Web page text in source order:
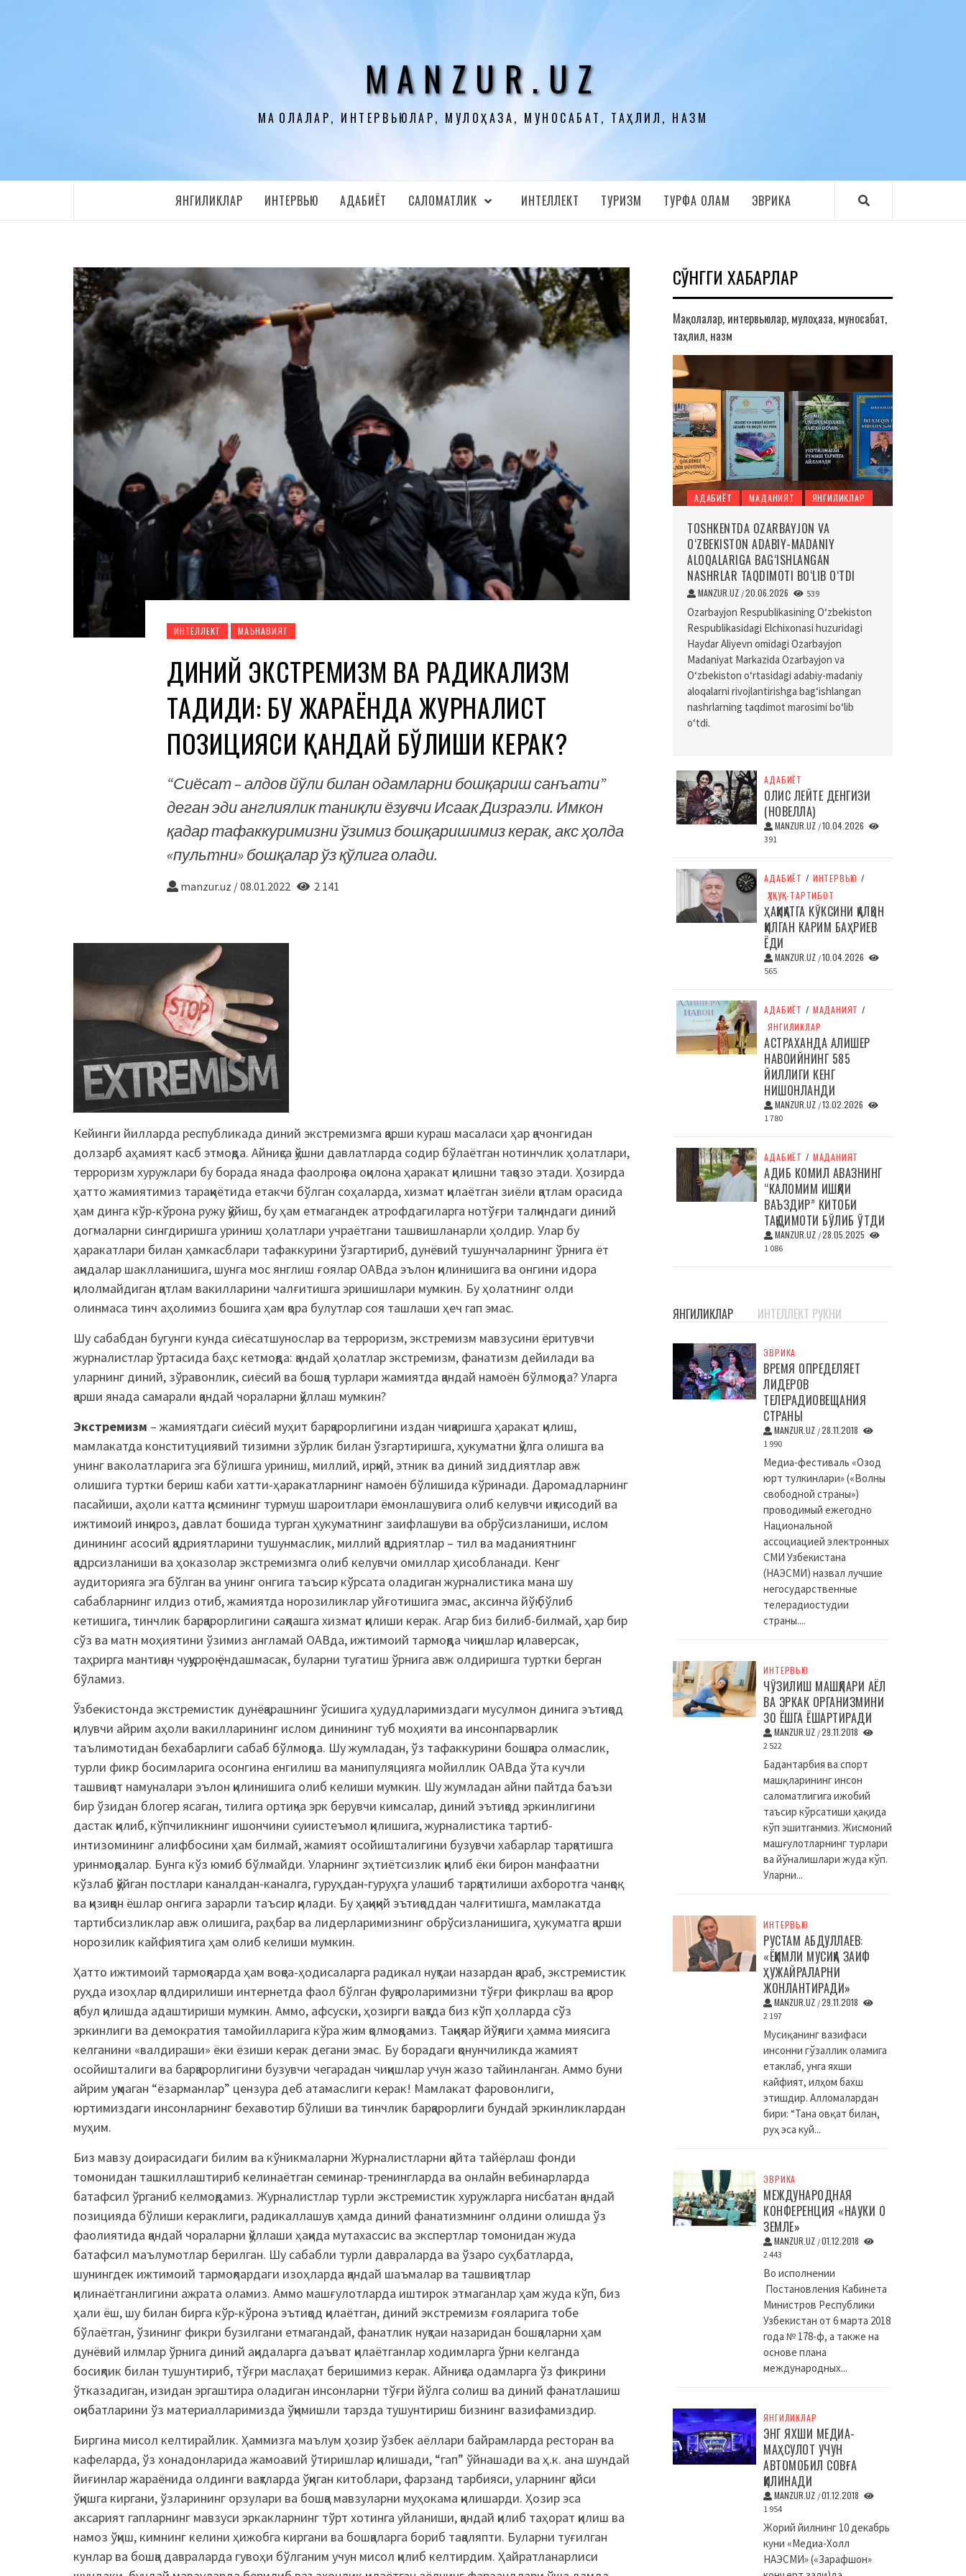
MANZUR.UZ
МАҚОЛАЛАР, ИНТЕРВЬЮЛАР, МУЛОҲАЗА, МУНОСАБАТ, ТАҲЛИЛ, НАЗМ
ЯНГИЛИКЛАР ИНТЕРВЬЮ АДАБИЁТ CАЛОМАТЛИК ИНТЕЛЛЕКТ ТУРИЗМ ТУРФА ОЛАМ ЭВРИКА
ИНТЕЛЛЕКТ МАЪНАВИЯТ
ДИНИЙ ЭКСТРЕМИЗМ ВА РАДИКАЛИЗМ
ТАҲДИДИ: БУ ЖАРАЁНДА ЖУРНАЛИСТ
ПОЗИЦИЯСИ ҚАНДАЙ БЎЛИШИ КЕРАК?
“Сиёсат – алдов йўли билан одамларни бошқариш санъати”
деган эди англиялик таниқли ёзувчи Исаак Дизраэли. Имкон
қадар тафаккуримизни ўзимиз бошқаришимиз керак, акс ҳолда
«пультни» бошқалар ўз қўлига олади.
manzur.uz /08.01.2022 2 141
Кейинги йилларда республикада диний экстремизмга қарши кураш масаласи ҳар қачонгидан
долзарб аҳамият касб этмоқда. Айниқса қўшни давлатларда содир бўлаётган нотинчлик ҳолатлари,
терроризм хуружлари бу борада янада фаолроқ ва оқилона ҳаракат қилишни тақозо этади. Ҳозирда
ҳатто жамиятимиз тараққиётида етакчи бўлган соҳаларда, хизмат қилаётган зиёли қатлам орасида
ҳам динга кўр-кўрона ружу қўйиш, бу ҳам етмагандек атрофдагиларга нотўғри талқиндаги диний
догмаларни сингдиришга уриниш ҳолатлари учраётгани ташвишланарли ҳолдир. Улар бу
ҳаракатлари билан ҳамкасблари тафаккурини ўзгартириб, дунёвий тушунчаларнинг ўрнига ёт
ақидалар шаклланишига, шунга мос янглиш ғоялар ОАВда эълон қилинишига ва онгини идора
қилолмайдиган қатлам вакилларини чалғитишга эришишлари мумкин. Бу ҳолатнинг олди
олинмаса тинч аҳолимиз бошига ҳам қора булутлар соя ташлаши ҳеч гап эмас.
Шу сабабдан бугунги кунда сиёсатшунослар ва терроризм, экстремизм мавзусини ёритувчи
журналистлар ўртасида баҳс кетмоқда: қандай ҳолатлар экстремизм, фанатизм дейилади ва
уларнинг диний, зўравонлик, сиёсий ва бошқа турлари жамиятда қандай намоён бўлмоқда? Уларга
қарши янада самарали қандай чораларни қўллаш мумкин?
Экстремизм – жамиятдаги сиёсий муҳит барқарорлигини издан чиқаришга ҳаракат қилиш,
мамлакатда конституциявий тизимни зўрлик билан ўзгартиришга, ҳукуматни қўлга олишга ва
унинг ваколатларига эга бўлишга уриниш, миллий, ирқий, этник ва диний зиддиятлар авж
олишига туртки бериш каби хатти-ҳаракатларнинг намоён бўлишида кўринади. Даромадларнинг
пасайиши, аҳоли катта қисмининг турмуш шароитлари ёмонлашувига олиб келувчи иқтисодий ва
ижтимоий инқироз, давлат бошида турган ҳукуматнинг заифлашуви ва обрўсизланиши, ислом
динининг асосий қадриятларини тушунмаслик, миллий қадриятлар – тил ва маданиятнинг
қадрсизланиши ва ҳоказолар экстремизмга олиб келувчи омиллар ҳисобланади. Кенг
аудиторияга эга бўлган ва унинг онгига таъсир кўрсата оладиган журналистика мана шу
сабабларнинг илдиз отиб, жамиятда норозиликлар уйғотишига эмас, аксинча йўқ бўлиб
кетишига, тинчлик барқарорлигини сақлашга хизмат қилиши керак. Агар биз билиб-билмай, ҳар бир
сўз ва матн моҳиятини ўзимиз англамай ОАВда, ижтимоий тармоқда чиқишлар қилаверсак,
таҳрирга мантиқан чуқурроқ ёндашмасак, буларни тугатиш ўрнига авж олдиришга туртки берган
бўламиз.
Ўзбекистонда экстремистик дунёқарашнинг ўсишига ҳудудларимиздаги мусулмон динига эътиқод
қилувчи айрим аҳоли вакилларининг ислом динининг туб моҳияти ва инсонпарварлик
таълимотидан бехабарлиги сабаб бўлмоқда. Шу жумладан, ўз тафаккурини бошқара олмаслик,
турли фикр босимларига осонгина енгилиш ва манипуляцияга мойиллик ОАВда ўта кучли
ташвиқот намуналари эълон қилинишига олиб келиши мумкин. Шу жумладан айни пайтда баъзи
бир ўзидан блогер ясаган, тилига ортиқча эрк берувчи кимсалар, диний эътиқод эркинлигини
дастак қилиб, кўпчиликнинг ишончини суиистеъмол қилишига, журналистика тартиб-
интизомининг алифбосини ҳам билмай, жамият осойишталигини бузувчи хабарлар тарқатишга
уринмоқдалар. Бунга кўз юмиб бўлмайди. Уларнинг эҳтиётсизлик қилиб ёки бирон манфаатни
кўзлаб қўйган постлари каналдан-каналга, гуруҳдан-гуруҳга улашиб тарқатилиши ахборотга чанқоқ
ва қизиққон ёшлар онгига зарарли таъсир қилади. Бу ҳақиқий эътиқоддан чалғитишга, мамлакатда
тартибсизликлар авж олишига, раҳбар ва лидерларимизнинг обрўсизланишига, ҳукуматга қарши
норозилик кайфиятига ҳам олиб келиши мумкин.
Ҳатто ижтимоий тармоқларда ҳам воқеа-ҳодисаларга радикал нуқтаи назардан қараб, экстремистик
руҳда изоҳлар қолдирилиши интернетда фаол бўлган фуқароларимизни тўғри фикрлаш ва қарор
қабул қилишда адаштириши мумкин. Аммо, афсуски, ҳозирги вақтда биз кўп ҳолларда сўз
эркинлиги ва демократия тамойилларига кўра жим қолмоқдамиз. Тақиқлар йўқлиги ҳамма миясига
келганини «валдираши» ёки ёзиши керак дегани эмас. Бу борадаги қонунчиликда жамият
осойишталиги ва барқарорлигини бузувчи чегарадан чиқишлар учун жазо тайинланган. Аммо буни
айрим уқмаган “ёзарманлар” цензура деб атамаслиги керак! Мамлакат фаровонлиги,
юртимиздаги инсонларнинг бехавотир бўлиши ва тинчлик барқарорлиги бундай эркинликлардан
муҳим.
Биз мавзу доирасидаги билим ва кўникмаларни Журналистларни қайта тайёрлаш фонди
томонидан ташкиллаштириб келинаётган семинар-тренингларда ва онлайн вебинарларда
батафсил ўрганиб келмоқдамиз. Журналистлар турли экстремистик хуружларга нисбатан қандай
позицияда бўлиши кераклиги, радикаллашув ҳамда диний фанатизмнинг олдини олишда ўз
фаолиятида қандай чораларни қўллаши ҳақида мутахассис ва экспертлар томонидан жуда
батафсил маълумотлар берилган. Шу сабабли турли давраларда ва ўзаро суҳбатларда,
шунингдек ижтимоий тармоқлардаги изоҳларда қандай шаъмалар ва ташвиқотлар
қилинаётганлигини ажрата оламиз. Аммо машғулотларда иштирок этмаганлар ҳам жуда кўп, биз
ҳали ёш, шу билан бирга кўр-кўрона эътиқод қилаётган, диний экстремизм ғояларига тобе
бўлаётган, ўзининг фикри бузилгани етмагандай, фанатлик нуқтаи назаридан бошқаларни ҳам
дунёвий илмлар ўрнига диний ақидаларга даъват қилаётганлар ходимларга ўрни келганда
босиқлик билан тушунтириб, тўғри маслаҳат беришимиз керак. Айниқса одамларга ўз фикрини
ўтказадиган, изидан эргаштира оладиган инсонларни тўғри йўлга солиш ва диний фанатлашиш
оқибатларини ўз материалларимизда ўқимишли тарзда тушунтириш бизнинг вазифамиздир.
Биргина мисол келтирайлик. Ҳаммизга маълум ҳозир ўзбек аёллари байрамларда ресторан ва
кафеларда, ўз хонадонларида жамоавий ўтиришлар қилишади, “гап” ўйнашади ва ҳ.к. ана шундай
йиғинлар жараёнида олдинги вақтларда ўқиган китоблари, фарзанд тарбияси, уларнинг қайси
ўқишга киргани, ўзларининг орзулари ва бошқа мавзуларни муҳокама қилишарди. Ҳозир эса
аксарият гапларнинг мавзуси эркакларнинг тўрт хотинга уйланиши, қандай қилиб таҳорат қилиш ва
намоз ўқиш, кимнинг келини ҳижобга киргани ва бошқаларга бориб тақаляпти. Буларни туғилган
кунлар ва бошқа давраларда гувоҳи бўлганим учун мисол қилиб келтирдим. Ҳайратланарлиси
СЎНГГИ ХАБАРЛАР
Мақолалар, интервьюлар, мулоҳаза, муносабат,
таҳлил, назм
АДАБИЁТ МАДАНИЯТ ЯНГИЛИКЛАР
TOSHKENTDA OZARBAYJON VA
O‘ZBEKISTON ADABIY-MADANIY
ALOQALARIGA BAG‘ISHLANGAN
NASHRLAR TAQDIMOTI BO‘LIB O‘TDI
MANZUR.UZ /20.06.2026 539
Ozarbayjon Respublikasining O‘zbekiston
Respublikasidagi Elchixonasi huzuridagi
Haydar Aliyevn omidagi Ozarbayjon
Madaniyat Markazida Ozarbayjon va
O‘zbekiston o‘rtasidagi adabiy-madaniy
aloqalarni rivojlantirishga bag‘ishlangan
nashrlarning taqdimot marosimi bo‘lib
o‘tdi.
АДАБИЁТ
ОЛИС ЛЕЙТЕ ДЕНГИЗИ
(НОВЕЛЛА)
MANZUR.UZ /10.04.2026
391
АДАБИЁТ / ИНТЕРВЬЮ /
ҲУҚУҚ-ТАРТИБОТ
ҲАҚИҚАТГА КЎКСИНИ ҚАЛҚОН
ҚИЛГАН КАРИМ БАҲРИЕВ
ЁДИ
MANZUR.UZ /10.04.2026
565
АДАБИЁТ / МАДАНИЯТ /
ЯНГИЛИКЛАР
АСТРАХАНДА АЛИШЕР
НАВОИЙНИНГ 585
ЙИЛЛИГИ КЕНГ
НИШОНЛАНДИ
MANZUR.UZ /13.02.2026
1 780
АДАБИЁТ / МАДАНИЯТ
АДИБ КОМИЛ АВАЗНИНГ
“КАЛОМИМ ИШҚЛИ
ВАЪЗДИР” КИТОБИ
ТАҚДИМОТИ БЎЛИБ ЎТДИ
MANZUR.UZ /28.05.2025
1 086
ЯНГИЛИКЛАР ИНТЕЛЛЕКТ РУКНИ
ЭВРИКА
ВРЕМЯ ОПРЕДЕЛЯЕТ
ЛИДЕРОВ
ТЕЛЕРАДИОВЕЩАНИЯ
СТРАНЫ
MANZUR.UZ /28.11.2018
1 990
Медиа-фестиваль «Озод
юрт тулкинлари» («Волны
свободной страны»)
проводимый ежегодно
Национальной
ассоциацией электронных
СМИ Узбекистана
(НАЭСМИ) назвал лучшие
негосударственные
телерадиостудии
страны....
ИНТЕРВЬЮ
ЧЎЗИЛИШ МАШҚЛАРИ АЁЛ
ВА ЭРКАК ОРГАНИЗМИНИ
30 ЁШГА ЁШАРТИРАДИ
MANZUR.UZ /29.11.2018
2 522
Бадантарбия ва спорт
машқларининг инсон
саломатлигига ижобий
таъсир кўрсатиши ҳақида
кўп эшитганмиз. Жисмоний
машғулотларнинг турлари
ва йўналишлари жуда кўп.
Уларни...
ИНТЕРВЬЮ
РУСТАМ АБДУЛЛАЕВ:
«ЁҚИМЛИ МУСИҚА ЗАИФ
ҲУЖАЙРАЛАРНИ
ЖОНЛАНТИРАДИ»
MANZUR.UZ /29.11.2018
2 197
Мусиқанинг вазифаси
инсонни гўзаллик оламига
етаклаб, унга яхши
кайфият, илҳом бахш
этишдир. Алломалардан
бири: “Тана овқат билан,
руҳ эса куй...
ЭВРИКА
МЕЖДУНАРОДНАЯ
КОНФЕРЕНЦИЯ «НАУКИ О
ЗЕМЛЕ»
MANZUR.UZ /01.12.2018
2 443
Во исполнении
Постановления Кабинета
Министров Республики
Узбекистан от 6 марта 2018
года № 178-ф, а также на
основе плана
международных...
ЯНГИЛИКЛАР
ЭНГ ЯХШИ МЕДИА-
МАҲСУЛОТ УЧУН
АВТОМОБИЛ СОВҒА
ҚИЛИНАДИ
MANZUR.UZ /01.12.2018
1 954
Жорий йилнинг 10 декабрь
куни «Медиа-Холл
НАЭСМИ» («Зарафшон»